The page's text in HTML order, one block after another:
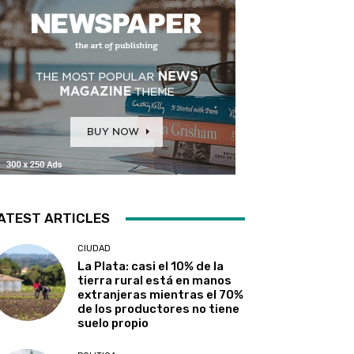
ARTICLES
CIUDAD
La Plata: casi el 10% de la
tierra rural está en manos
extranjeras mientras el 70%
de los productores no tiene
suelo propio